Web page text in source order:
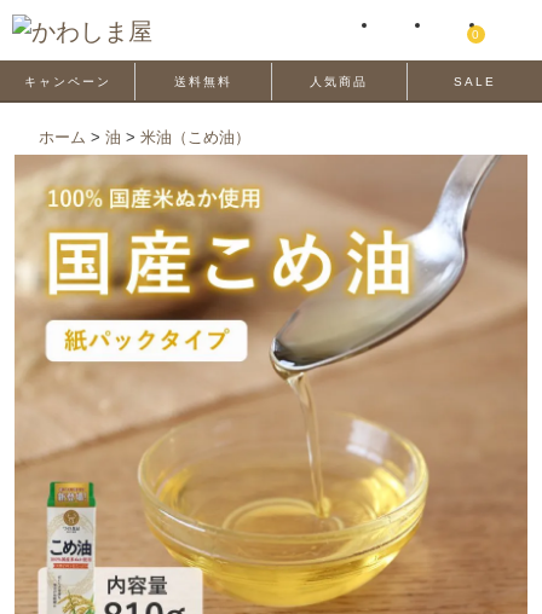
0
キャンペーン 送料無料 人気商品 SALE
ホーム > 油 > 米油（こめ油）